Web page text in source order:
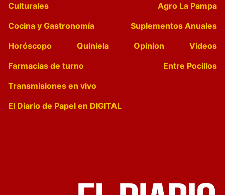
Culturales
Agro La Pampa
Cocina y Gastronomía
Suplementos Anuales
Horóscopo
Quiniela Opinion
Videos
Farmacias de turno
Entre Pocillos
Transmisiones en vivo
El Diario de Papel en DIGITAL